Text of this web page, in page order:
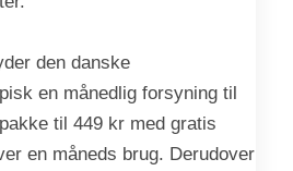
den danske
en månedlig forsyning til
til 449 kr med gratis
en måneds brug. Derudover